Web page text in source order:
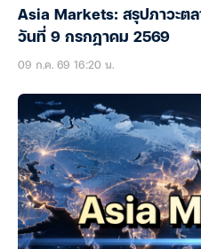
Asia Markets: สรุปภาวะตล
วันที่ 9 กรกฎาคม 2569
09 ก.ค. 69 16:20 น.